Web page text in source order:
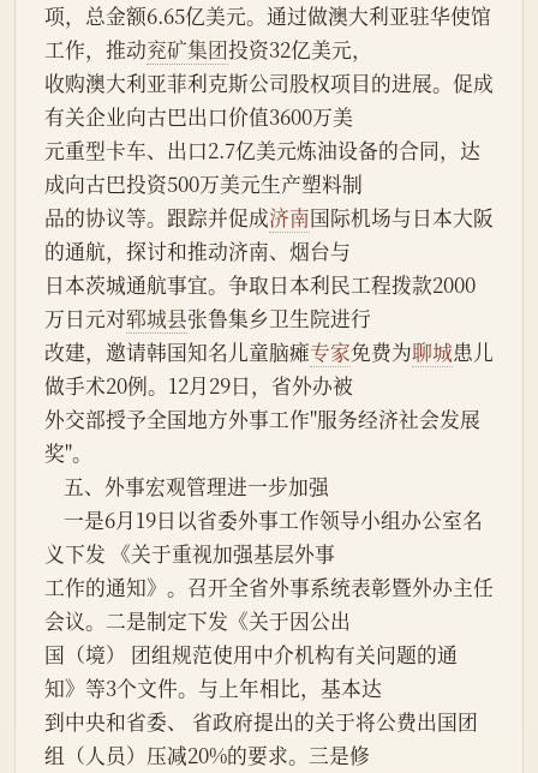
项，总金额6.65亿美元。通过做澳大利亚驻华使馆
工作，推动兖矿集团投资32亿美元，
收购澳大利亚菲利克斯公司股权项目的进展。促成
有关企业向古巴出口价值3600万美
元重型卡车、出口2.7亿美元炼油设备的合同，达
成向古巴投资500万美元生产塑料制
品的协议等。跟踪并促成济南国际机场与日本大阪
的通航，探讨和推动济南、烟台与
日本茨城通航事宜。争取日本利民工程拨款2000
万日元对郓城县张鲁集乡卫生院进行
改建，邀请韩国知名儿童脑瘫专家免费为聊城患儿
做手术20例。12月29日，省外办被
外交部授予全国地方外事工作"服务经济社会发展
奖"。
    五、外事宏观管理进一步加强
义下发 《关于重视加强基层外事
工作的通知》。召开全省外事系统表彰暨外办主任
会议。二是制定下发《关于因公出
国（境） 团组规范使用中介机构有关问题的通
知》等3个文件。与上年相比，基本达
到中央和省委、 省政府提出的关于将公费出国团
组（人员）压减20%的要求。三是修